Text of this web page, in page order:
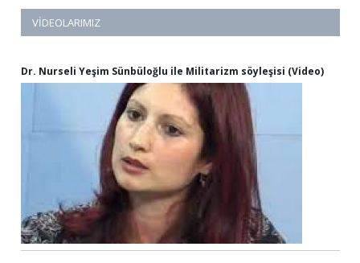
VIDEOLARIMIZ
Dr. Nurseli Yeşim Sünbüloğlu ile Militarizm söyleşisi (Video)